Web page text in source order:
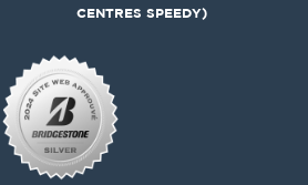
CENTRES SPEEDY)